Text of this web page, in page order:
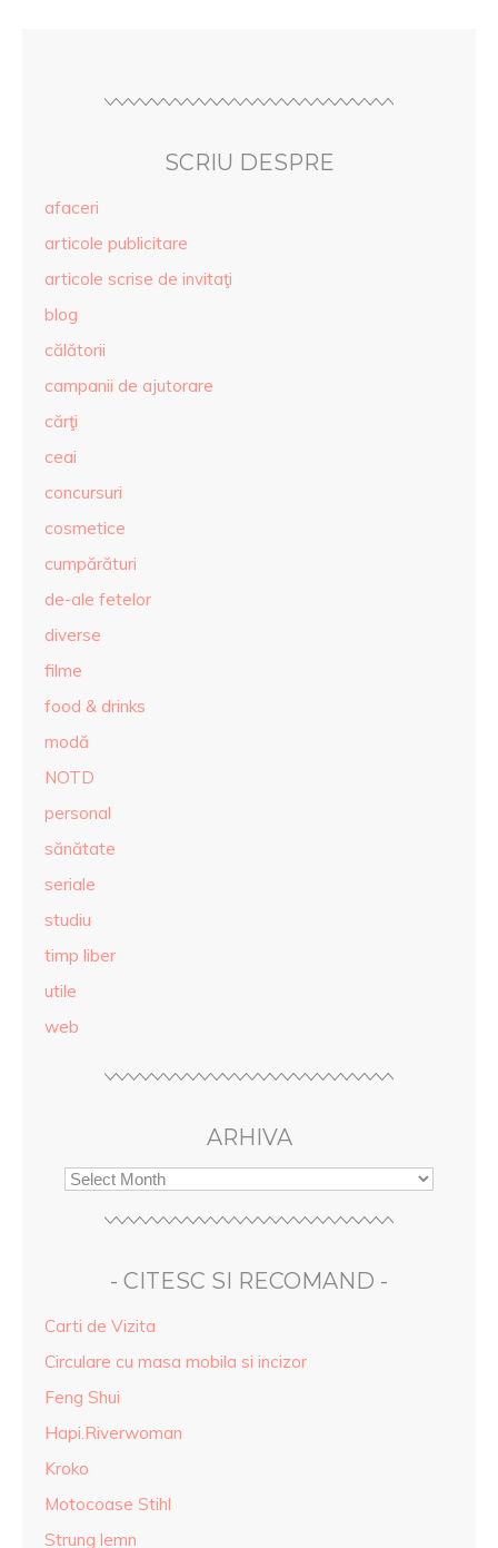
SCRIU DESPRE
afaceri
articole publicitare
articole scrise de invitaţi
blog
călătorii
campanii de ajutorare
cărţi
ceai
concursuri
cosmetice
cumpărături
de-ale fetelor
diverse
filme
food & drinks
modă
NOTD
personal
sănătate
seriale
studiu
timp liber
utile
web
ARHIVA
- CITESC SI RECOMAND -
Carti de Vizita
Circulare cu masa mobila si incizor
Feng Shui
Hapi.Riverwoman
Kroko
Motocoase Stihl
Strung lemn